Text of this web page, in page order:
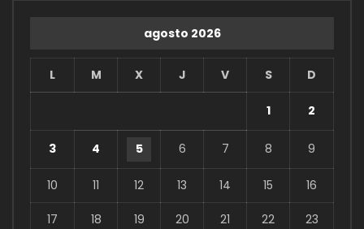
agosto 2026
L M X J V S D
1 2
3 4 5 6 7 8 9
10 11 12 13 14 15 16
17 18 19 20 21 22 23